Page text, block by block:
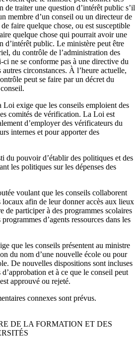
de traiter une question d’intérêt public s’il
membre d’un conseil ou un directeur de
faire quelque chose, ou est susceptible
quelque chose qui pourrait avoir une
d’intérêt public. Le ministère peut être
du contrôle de l’administration des
ne se conforme pas à une directive du
circonstances. À l’heure actuelle,
peut se faire par un décret du
exige que les conseils emploient des
comités de vérification. La Loi est
d’employer des vérificateurs du
internes et pour apporter des
du pouvoir d’établir des politiques et des
les politiques sur les dépenses des
voulant que les conseils collaborent
locaux afin de leur donner accès aux lieux
de participer à des programmes scolaires
d’agents ressources dans les
que les conseils présentent au ministre
du nom d’une nouvelle école ou pour
De nouvelles dispositions sont incluses
et à ce que le conseil peut
approuvé ou rejeté.
connexes sont prévus.
DE LA FORMATION ET DES